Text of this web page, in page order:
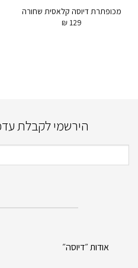
מכופתרת דיוסה קלאסית שחורה
₪ 129
הירשמי לקבלת
אודות ״דיוסה״